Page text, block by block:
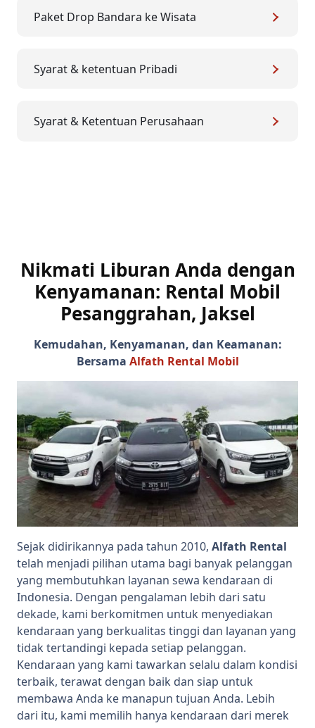
Paket Drop Bandara ke Wisata
Syarat & ketentuan Pribadi
Syarat & Ketentuan Perusahaan
Nikmati Liburan Anda dengan
Kenyamanan: Rental Mobil
Pesanggrahan, Jaksel
Kemudahan, Kenyamanan, dan Keamanan:
Bersama Alfath Rental Mobil
Sejak didirikannya pada tahun 2010, Alfath Rental
telah menjadi pilihan utama bagi banyak pelanggan
yang membutuhkan layanan sewa kendaraan di
Indonesia. Dengan pengalaman lebih dari satu
dekade, kami berkomitmen untuk menyediakan
kendaraan yang berkualitas tinggi dan layanan yang
tidak tertandingi kepada setiap pelanggan.
Kendaraan yang kami tawarkan selalu dalam kondisi
terbaik, terawat dengan baik dan siap untuk
membawa Anda ke manapun tujuan Anda. Lebih
dari itu, kami memilih hanya kendaraan dari merek